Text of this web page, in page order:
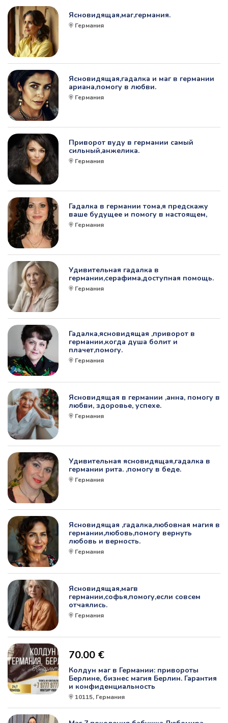
Ясновидящая,маг,германия.
Германия
Ясновидящая,гадалка и маг в германии
ариана,помогу в любви.
Германия
Приворот вуду в германии самый
сильный,анжелика.
Германия
Гадалка в германии тома,я предскажу
ваше будущее и помогу в настоящем,
Германия
Удивительная гадалка в
германии,серафима,доступная помощь.
Германия
Гадалка,ясновидящая ,приворот в
германии,когда душа болит и
плачет,помогу.
Германия
Ясновидящая в германии ,анна, помогу в
любви, здоровье, успехе.
Германия
Удивительная ясновидящая,гадалка в
германии рита. ,помогу в беде.
Германия
Ясновидящая ,гадалка,любовная магия в
германии,любовь,помогу вернуть
любовь и верность.
Германия
Ясновидящая,магв
германии,софья,помогу,если совсем
отчаялись.
Германия
70.00 €
Колдун маг в Германии: привороты
Берлине, бизнес магия Берлин. Гарантия
и конфиденциальность
10115, Германия